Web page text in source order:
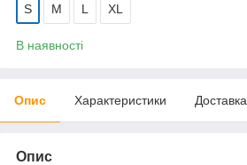
S M L XL
В наявності
Опис Характеристики Доставка
Опис